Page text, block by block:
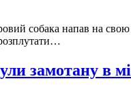
собака напав на
замотану в